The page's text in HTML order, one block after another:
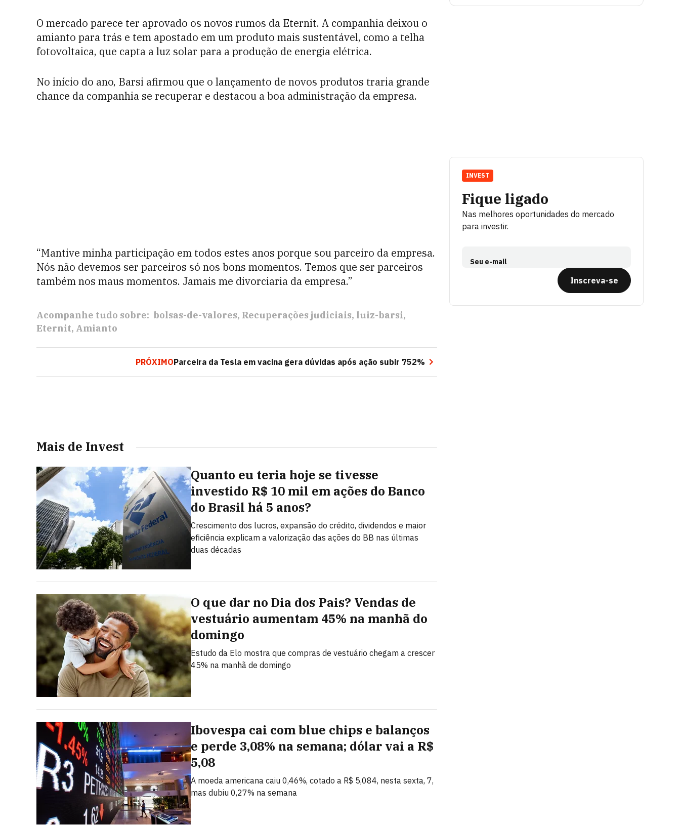
O mercado parece ter aprovado os novos rumos da Eternit. A companhia deixou o
amianto para trás e tem apostado em um produto mais sustentável, como a telha
fotovoltaica, que capta a luz solar para a produção de energia elétrica.
No início do ano, Barsi afirmou que o lançamento de novos produtos traria grande
chance da companhia se recuperar e destacou a boa administração da empresa.
“Mantive minha participação em todos estes anos porque sou parceiro da empresa.
Nós não devemos ser parceiros só nos bons momentos. Temos que ser parceiros
também nos maus momentos. Jamais me divorciaria da empresa.”
Acompanhe tudo sobre: bolsas-de-valores Recuperações judiciais luiz-barsi
Eternit Amianto
PRÓXIMOParceira da Tesla em vacina gera dúvidas após ação subir 752%
Mais de Invest
Quanto eu teria hoje se tivesse
investido R$ 10 mil em ações do Banco
do Brasil há 5 anos?
Crescimento dos lucros, expansão do crédito, dividendos e maior
eficiência explicam a valorização das ações do BB nas últimas
duas décadas
O que dar no Dia dos Pais? Vendas de
vestuário aumentam 45% na manhã do
domingo
Estudo da Elo mostra que compras de vestuário chegam a crescer
45% na manhã de domingo
Ibovespa cai com blue chips e balanços
e perde 3,08% na semana; dólar vai a R$
5,08
A moeda americana caiu 0,46%, cotado a R$ 5,084, nesta sexta, 7,
mas dubiu 0,27% na semana
Fique ligado
Nas melhores oportunidades do mercado
para investir.
Seu e-mail
Inscreva-se
INVEST